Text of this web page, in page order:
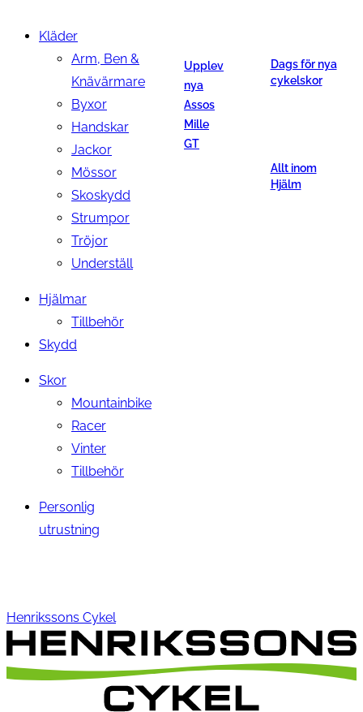
Kläder
Arm, Ben &
Knävärmare
Byxor
Handskar
Jackor
Mössor
Skoskydd
Strumpor
Tröjor
Underställ
Hjälmar
Tillbehör
Skydd
Skor
Mountainbike
Racer
Vinter
Tillbehör
Personlig
utrustning
Upplev
nya
Assos
Mille
GT
Dags för nya
cykelskor
Allt inom
Hjälm
Henrikssons Cykel